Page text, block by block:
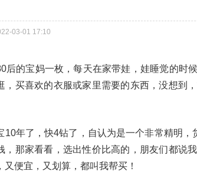
03-01 17:10
后的宝妈一枚，每天在家带娃，娃睡觉的时
，买喜欢的衣服或家里需要的东西，没想到
10年了，快4钻了，自认为是一个非常精明，
，那家看看，选出性价比高的，朋友们都说
又便宜，又划算，都叫我帮买！